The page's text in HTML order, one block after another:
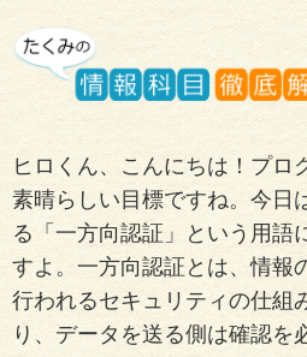
ヒロくん、こんにちは！プロ
素晴らしい目標ですね。今日
る「一方向認証」という用語
すよ。一方向認証とは、情報
行われるセキュリティの仕組
り、データを送る側は確認を